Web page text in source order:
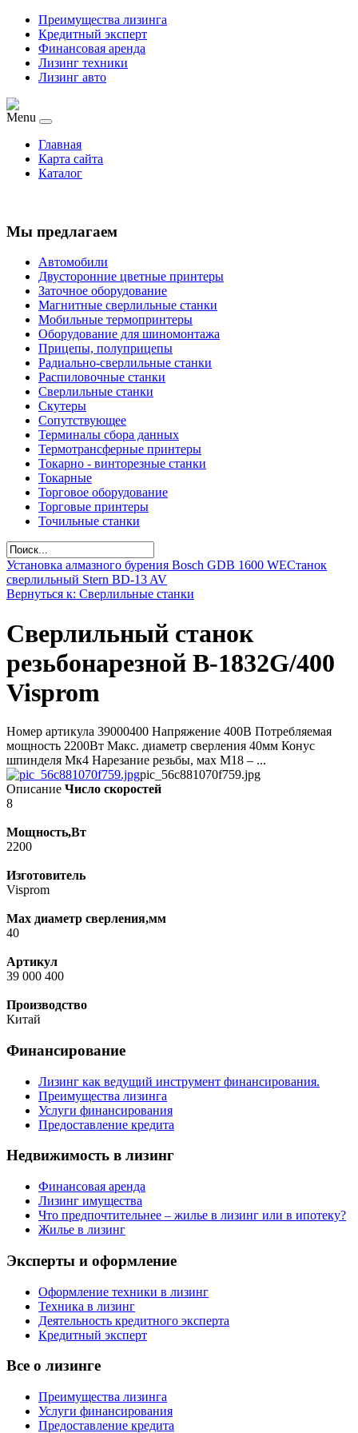
Преимущества лизинга
Кредитный эксперт
Финансовая аренда
Лизинг техники
Лизинг авто
Menu
Главная
Карта сайта
Каталог
Мы предлагаем
Автомобили
Двусторонние цветные принтеры
Заточное оборудование
Магнитные сверлильные станки
Мобильные термопринтеры
Оборудование для шиномонтажа
Прицепы, полуприцепы
Радиально-сверлильные станки
Распиловочные станки
Сверлильные станки
Скутеры
Сопутствующее
Терминалы сбора данных
Термотрансферные принтеры
Токарно - винторезные станки
Токарные
Торговое оборудование
Торговые принтеры
Точильные станки
Установка алмазного бурения Bosch GDB 1600 WEСтанок
сверлильный Stern BD-13 AV
Вернуться к: Сверлильные станки
Сверлильный станок
резьбонарезной B-1832G/400
Visprom
Номер артикула 39000400 Напряжение 400В Потребляемая
мощность 2200Вт Макс. диаметр сверления 40мм Конус
шпинделя Мк4 Нарезание резьбы, мах М18 – ...
pic_56c881070f759.jpg
Описание Число скоростей
8
Мощность,Вт
2200
Изготовитель
Visprom
Max диаметр сверления,мм
40
Артикул
39 000 400
Производство
Китай
Финансирование
Лизинг как ведущий инструмент финансирования.
Преимущества лизинга
Услуги финансирования
Предоставление кредита
Недвижимость в лизинг
Финансовая аренда
Лизинг имущества
Что предпочтительнее – жилье в лизинг или в ипотеку?
Жилье в лизинг
Эксперты и оформление
Оформление техники в лизинг
Техника в лизинг
Деятельность кредитного эксперта
Кредитный эксперт
Все о лизинге
Преимущества лизинга
Услуги финансирования
Предоставление кредита